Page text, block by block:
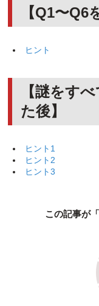
【Q1〜Q6
ヒント
【謎をす
た後】
ヒント1
ヒント2
ヒント3
この記事が